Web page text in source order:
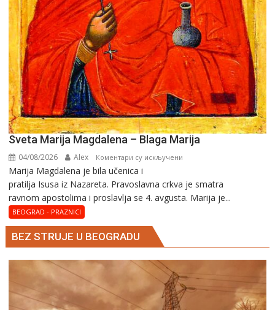
Sveta Marija Magdalena – Blaga Marija
04/08/2026 Alex Коментари су искључени
Marija
Magdalena
Marija Magdalena je bila učenica i
pratilja Isusa iz Nazareta. Pravoslavna crkva je smatra
ravnom apostolima i proslavlja se 4. avgusta. Marija je...
BEOGRAD - PRAZNICI
BEZ STRUJE U BEOGRADU